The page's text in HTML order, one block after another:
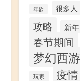
年龄 很多人
攻略 新年
春节期间
梦幻西游
玩家 疫情